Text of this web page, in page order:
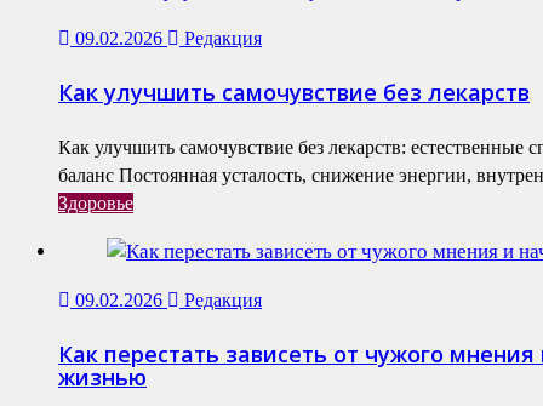
09.02.2026 Редакция
Как улучшить самочувствие без лекарств
Как улучшить самочувствие без лекарств: естественные
баланс Постоянная усталость, снижение энергии,
Здоровье
09.02.2026 Редакция
Как перестать зависеть от чужого
жизнью